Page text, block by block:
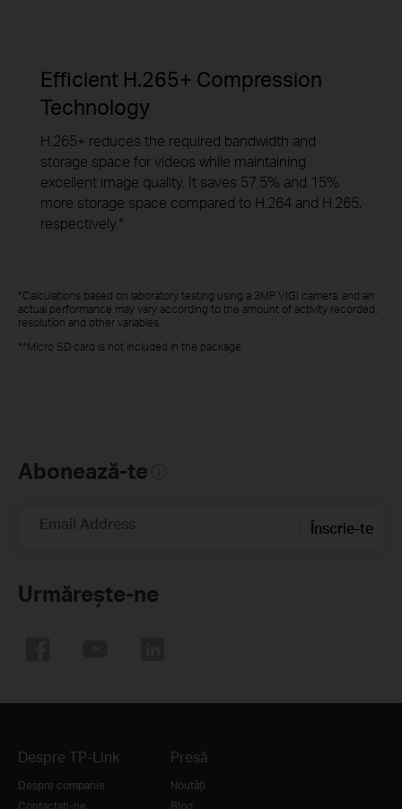
Efficient H.265+ Compression
Technology
H.265+ reduces the required bandwidth and
storage space for videos while maintaining
excellent image quality. It saves 57.5% and 15%
more storage space compared to H.264 and H.265,
respectively.*
*Calculations based on laboratory testing using a 3MP VIGI camera, and an
actual performance may vary according to the amount of activity recorded,
resolution and other variables.
**Micro SD card is not included in the package.
Abonează-te
Email Address Înscrie-te
Urmărește-ne
Despre TP-Link
Despre companie
Contactați-ne
Presă
Noutăți
Blog